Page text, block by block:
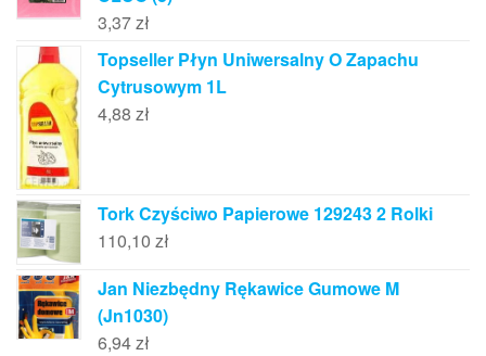
3,37zł
Topseller Płyn Uniwersalny O Zapachu
Cytrusowym 1L
4,88 zł
Tork Czyściwo Papierowe 129243 2 Rolki
110,10 zł
Jan Niezbędny Rękawice Gumowe M
(Jn1030)
6,94zł